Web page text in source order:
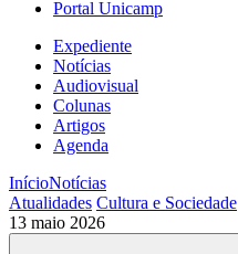
Portal Unicamp
Expediente
Notícias
Audiovisual
Colunas
Artigos
Agenda
InícioNotícias
Atualidades Cultura e Sociedade
13 maio 2026